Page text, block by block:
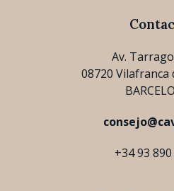
Av.
08720 Vilafranca
+34 93